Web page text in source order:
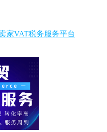
家VAT税务服务平台